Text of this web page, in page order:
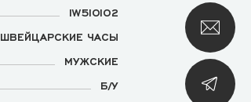
IW510102
ШВЕЙЦАРСКИЕ ЧАСЫ
МУЖСКИЕ
Б/У